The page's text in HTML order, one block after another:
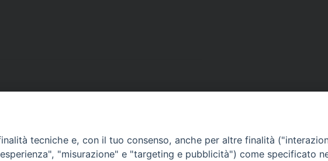
tecniche e, con il tuo consenso, anche per altre finalità
"misurazione" e "targeting e pubblicità") come specificato